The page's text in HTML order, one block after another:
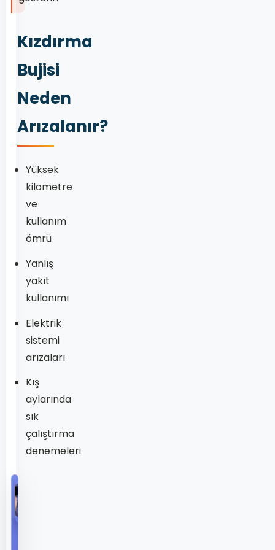
Kızdırma
Bujisi
Neden
Arızalanır?
Yüksek
kilometre
ve
kullanım
ömrü
Yanlış
yakıt
kullanımı
Elektrik
sistemi
arızaları
Kış
aylarında
sık
çalıştırma
denemeleri